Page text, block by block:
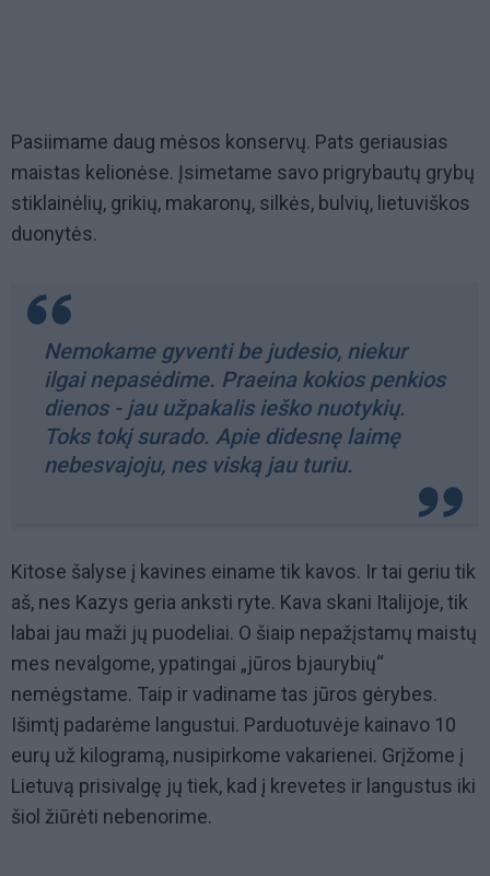
Pasiimame daug mėsos konservų. Pats geriausias
maistas kelionėse. Įsimetame savo prigrybautų grybų
stiklainėlių, grikių, makaronų, silkės, bulvių, lietuviškos
duonytės.
Nemokame gyventi be judesio, niekur
ilgai nepasėdime. Praeina kokios penkios
dienos - jau užpakalis ieško nuotykių.
Toks tokį surado. Apie didesnę laimę
nebesvajoju, nes viską jau turiu.
Kitose šalyse į kavines einame tik kavos. Ir tai geriu tik
aš, nes Kazys geria anksti ryte. Kava skani Italijoje, tik
labai jau maži jų puodeliai. O šiaip nepažįstamų maistų
mes nevalgome, ypatingai „jūros bjaurybių“
nemėgstame. Taip ir vadiname tas jūros gėrybes.
Išimtį padarėme langustui. Parduotuvėje kainavo 10
eurų už kilogramą, nusipirkome vakarienei. Grįžome į
Lietuvą prisivalgę jų tiek, kad į krevetes ir langustus iki
šiol žiūrėti nebenorime.